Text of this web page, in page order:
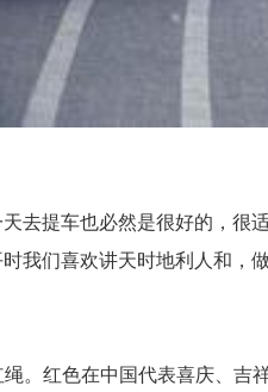
提车也必然是很好的，很
我们喜欢讲天时地利人和，
红色在中国代表喜庆、吉